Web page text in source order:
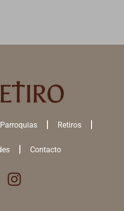
Parroquias Retiros
Contacto